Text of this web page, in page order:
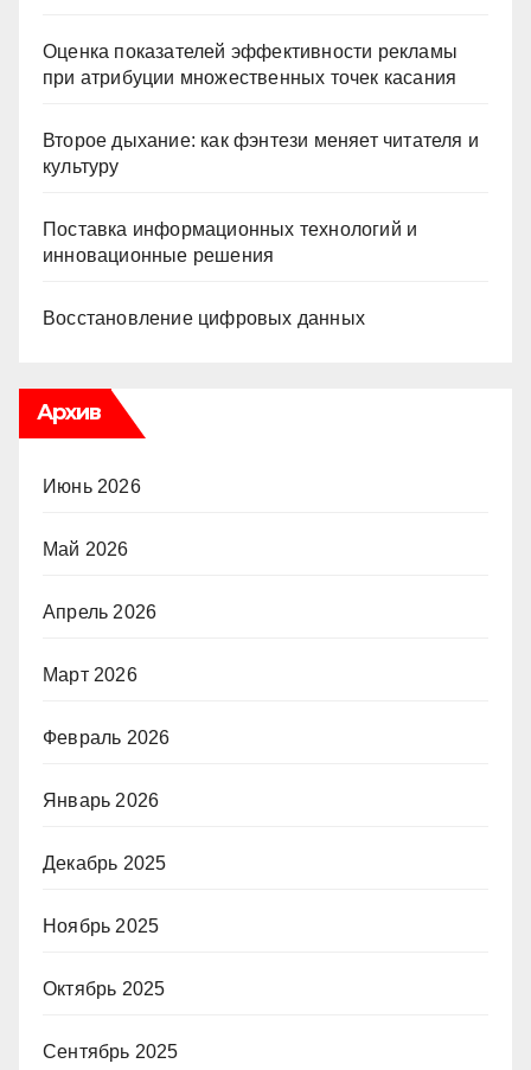
Оценка показателей эффективности рекламы
при атрибуции множественных точек касания
Второе дыхание: как фэнтези меняет читателя и
культуру
Поставка информационных технологий и
инновационные решения
Восстановление цифровых данных
Архив
Июнь 2026
Май 2026
Апрель 2026
Март 2026
Февраль 2026
Январь 2026
Декабрь 2025
Ноябрь 2025
Октябрь 2025
Сентябрь 2025